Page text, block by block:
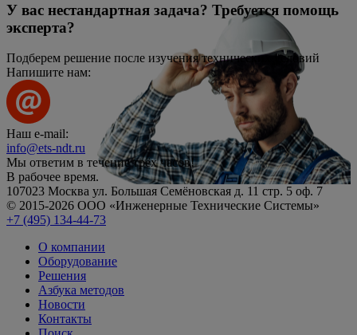
У вас нестандартная задача? Требуется помощь
эксперта?
Подберем решение после изучения технических условий
Напишите нам:
Наш e-mail:
info@ets-ndt.ru
Мы ответим в течениетрёх часов!
В рабочее время.
107023 Москва ул. Большая Семёновская д. 11 стр. 5 оф. 7
© 2015-2026 ООО «Инженерные Технические Системы»
+7 (495) 134-44-73
О компании
Оборудование
Решения
Азбука методов
Новости
Контакты